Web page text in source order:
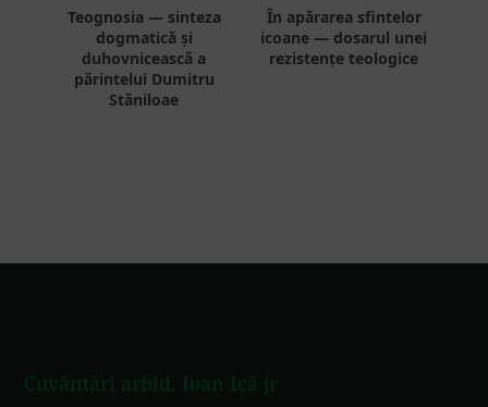
Teognosia — sinteza
dogmatică și
duhovnicească a
părintelui Dumitru
Stăniloae
În apărarea sfintelor
icoane — dosarul unei
rezistențe teologice
Cuvântări arhid. Ioan Ică jr